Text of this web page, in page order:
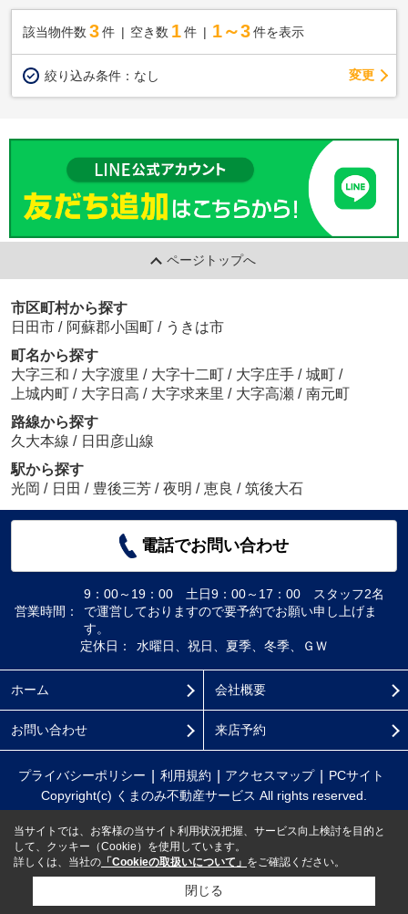
該当物件数 3件 空き数 1 件 1～3 件を表示
絞り込み条件： なし 変更
ページトップへ
市区町村から探す
日田市 / 阿蘇郡小国町 / うきは市
町名から探す
大字三和 / 大字渡里 / 大字十二町 / 大字庄手 / 城町 /
上城内町 / 大字日高 / 大字求来里 / 大字高瀬 / 南元町
路線から探す
久大本線 / 日田彦山線
駅から探す
光岡 / 日田 / 豊後三芳 / 夜明 / 恵良 / 筑後大石
電話でお問い合わせ
営業時間：
9：00～19：00 土日9：00～17：00 スタッフ2名
で運営しておりますので要予約でお願い申し上げま
す。
定休日：
水曜日、祝日、夏季、冬季、ＧＷ
ホーム 会社概要
お問い合わせ 来店予約
プライバシーポリシー 利用規約 アクセスマップ
PCサイト
Copyright(c) くまのみ不動産サービス All rights reserved.
当サイトでは、お客様の当サイト利用状況把握、サービス向上検討を目的と
して、クッキー（Cookie）を使用しています。
詳しくは、当社の 「Cookieの取扱いについて」 をご確認ください。
閉じる